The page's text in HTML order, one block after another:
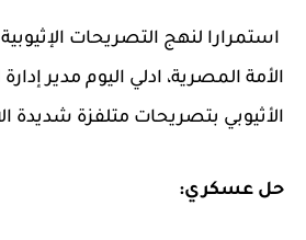
استمرارا لنهج التصريحات
الأمة المصرية، ادلي اليوم مدير
الأثيوبي بتصريحات متلفزة شديدة
حل عسكري: